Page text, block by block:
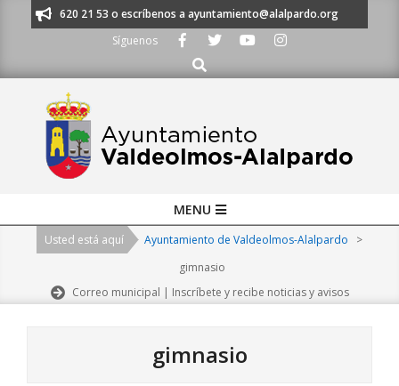
al 91 620 21 53 o escríbenos a ayuntamiento@alalpardo.org
Síguenos
Buscar
Navigation
MENU
Usted está aquí Ayuntamiento de Valdeolmos-Alalpardo
>
gimnasio
Correo municipal | Inscríbete y recibe noticias y avisos
gimnasio